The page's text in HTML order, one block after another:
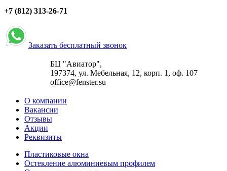
+7 (812) 313-26-71
Заказать бесплатный звонок
БЦ "Авиатор",
197374, ул. Мебельная, 12, корп. 1, оф. 107
office@fenster.su
О компании
Вакансии
Отзывы
Акции
Реквизиты
Пластиковые окна
Остекление алюминиевым профилем